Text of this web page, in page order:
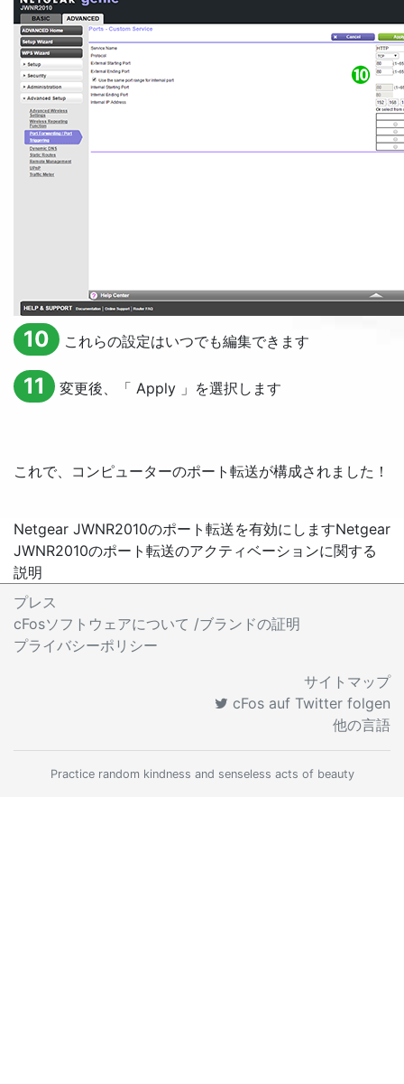
10 これらの設定はいつでも編集できます
11 変更後、「 Apply」を選択します
これで、コンピューターのポート転送が構成されました！
Netgear JWNR2010のポート転送を有効にしますNetgear
JWNR2010のポート転送のアクティベーションに関する
説明
プレス
cFosソフトウェアについて /ブランドの証明
プライバシーポリシー
サイトマップ
cFos auf Twitter folgen
他の言語
Practice random kindness and senseless acts of beauty